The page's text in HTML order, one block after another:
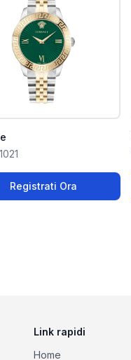
Registrati Ora
Link rapidi
Home